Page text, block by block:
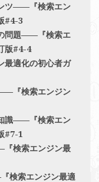
ツ――『検索エン
#4-3
問題――『検索エ
版#4-4
適化の初心者ガ
『検索エンジン
識――『検索エン
#7-1
検索エンジン最
検索エンジン最適